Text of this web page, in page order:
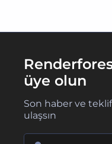
üye olun
Son haber ve
ulaşsın